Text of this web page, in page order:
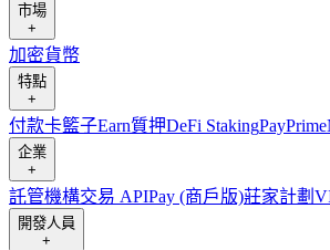
市場
+
加密貨幣
特點
+
付款卡籃子Earn質押DeFi StakingPayPrime
企業
+
託管機構交易 APIPay (商戶版)莊家計劃
開發人員
+